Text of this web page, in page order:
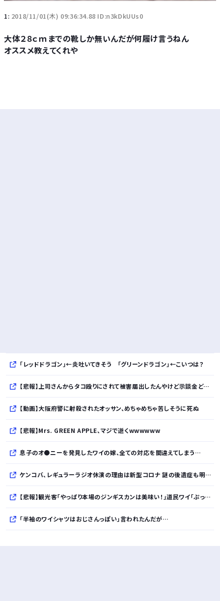
1: 2018/11/01(木) 09:36:34.88 ID:n3kDkUUs0
大体２８ｃｍまでの靴しか無いんだが何履け言うねん
オススメ教えてくれや
「レッドドラゴン」←炎吐いてきそう 「グリーンドラゴン」←こいつは？
【悲報】上司さんからタコ殴りにされて被害届出したんやけど示談金どれくらいいけそう？？？・・・・・・・・・
【動画】大阪府警に射殺されたオッサン、めちゃめちゃ苦しそうに死ぬ
【悲報】Mrs. GREEN APPLE、マジで逝くwwwwww
息子のオ●ニーを発見したワイの嫁、全ての対応を間違えてしまう…
ケンコバ、レギュラーラジオ休演の理由は新型コロナ 謎の後遺症も明かす「えげつないで」
【悲報】観光客「やっぱり本場のジンギスカンは美味い！」道民ワイ「ぷっwwww」
「半袖のワイシャツはおじさんっぽい」言われたんだが…